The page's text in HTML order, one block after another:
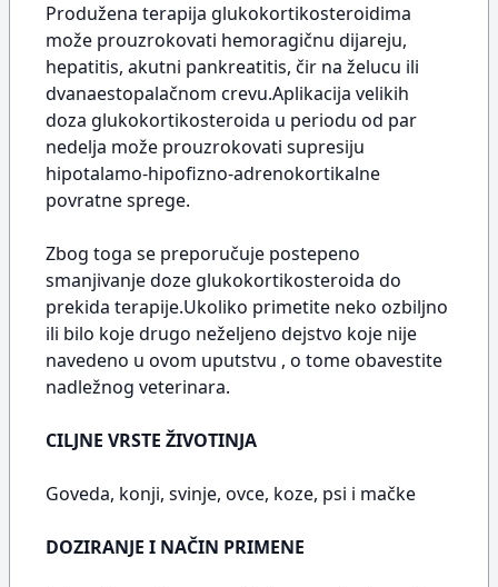
Produžena terapija glukokortikosteroidima
može prouzrokovati hemoragičnu dijareju,
hepatitis, akutni pankreatitis, čir na želucu ili
dvanaestopalačnom crevu.Aplikacija velikih
doza glukokortikosteroida u periodu od par
nedelja može prouzrokovati supresiju
hipotalamo-hipofizno-adrenokortikalne
povratne sprege.
Zbog toga se preporučuje postepeno
smanjivanje doze glukokortikosteroida do
prekida terapije.Ukoliko primetite neko ozbiljno
ili bilo koje drugo neželjeno dejstvo koje nije
navedeno u ovom uputstvu , o tome obavestite
nadležnog veterinara.
CILJNE VRSTE ŽIVOTINJA
Goveda, konji, svinje, ovce, koze, psi i mačke
DOZIRANJE I NAČIN PRIMENE